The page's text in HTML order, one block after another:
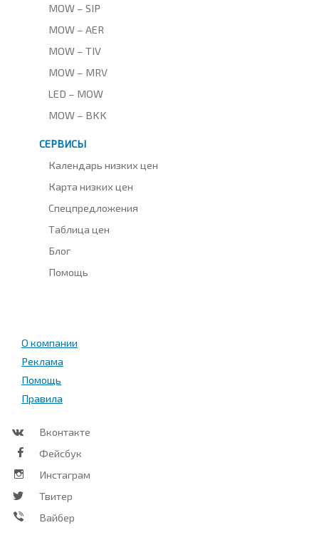
MOW – SIP
MOW – AER
MOW – TIV
MOW – MRV
LED – MOW
MOW – BKK
СЕРВИСЫ
Календарь низких цен
Карта низких цен
Спецпредложения
Таблица цен
Блог
Помощь
О компании
Реклама
Помощь
Правила
Вконтакте
Фейсбук
Инстаграм
Твитер
Вайбер